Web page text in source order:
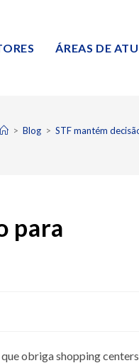
ÁREAS DE
> Blog > STF mantém
para
obriga shopping centers